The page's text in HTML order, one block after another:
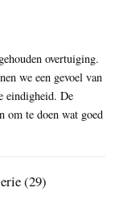
overtuiging.
we een gevoel van
eindigheid. De
om te doen wat goed
(29)